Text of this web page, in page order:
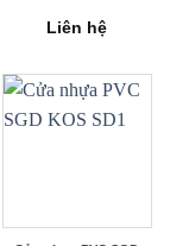
Liên hệ